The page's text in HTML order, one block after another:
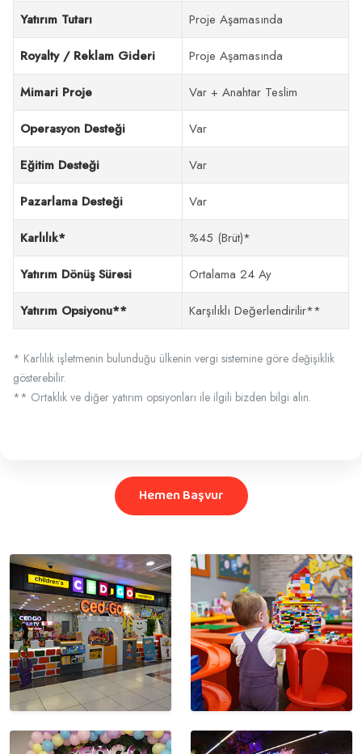
Yatırım Tutarı Proje Aşamasında
Royalty / Reklam Gideri Proje Aşamasında
Mimari Proje Var + Anahtar Teslim
Operasyon Desteği Var
Eğitim Desteği Var
Pazarlama Desteği Var
Karlılık* %45 (Brüt)*
Yatırım Dönüş Süresi Ortalama 24 Ay
Yatırım Opsiyonu** Karşılıklı Değerlendirilir**
* Karlılık işletmenin bulunduğu ülkenin vergi sistemine göre değişiklik
gösterebilir.
** Ortaklık ve diğer yatırım opsiyonları ile ilgili bizden bilgi alın.
Hemen Başvur